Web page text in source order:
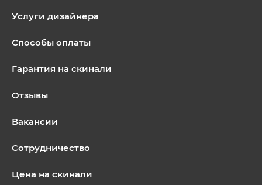
Услуги дизайнера
Способы оплаты
Гарантия на скинали
Отзывы
Вакансии
Сотрудничество
Цена на скинали